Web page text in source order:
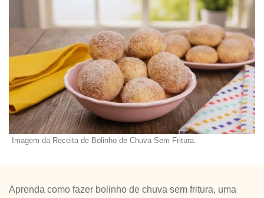
Imagem da Receita de Bolinho de Chuva Sem Fritura.
Aprenda como fazer bolinho de chuva sem fritura, uma